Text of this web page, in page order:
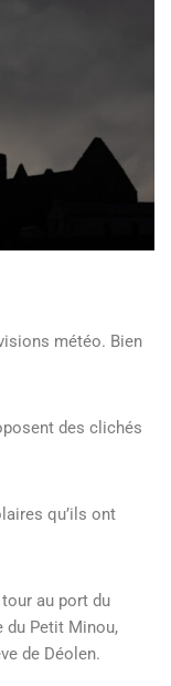
météo. Bien
des clichés
qu’ils ont
au port du
du Petit Minou,
de Déolen.